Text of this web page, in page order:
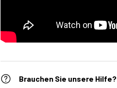
Brauchen Sie unsere Hilfe?